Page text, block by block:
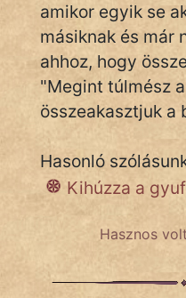
mikkamakka
vörös ördög
nagyöreg
Név nélkül
pszichopati
szegény legény
Hoffer Botond
amikor egyik se
másiknak és már
ahhoz, hogy
"Megint túlmész
összeakasztjuk a
Hasonló
Kihúzza a
Hasznos